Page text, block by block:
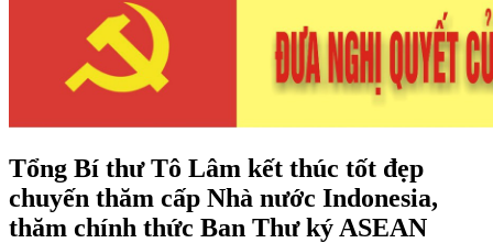
Tổng Bí thư Tô Lâm kết thúc tốt đẹp
chuyến thăm cấp Nhà nước Indonesia,
thăm chính thức Ban Thư ký ASEAN